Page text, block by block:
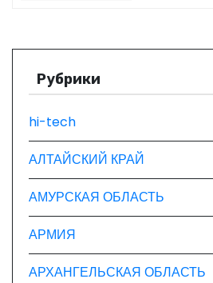
з
п
и
с
я
м
Рубрики
hi-tech
АЛТАЙСКИЙ КРАЙ
АМУРСКАЯ ОБЛАСТЬ
АРМИЯ
АРХАНГЕЛЬСКАЯ ОБЛАСТЬ